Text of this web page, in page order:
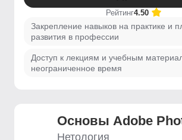
Рейтинг4.50
Закрепление навыков на практике и
развития в профессии
Доступ к лекциям и учебным
неограниченное время
Основы Adobe
Нетология